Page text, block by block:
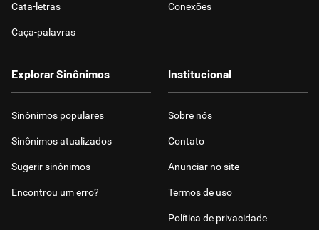
Cata-letras Conexões
Caça-palavras
Explorar Sinônimos
Sinônimos populares
Sinônimos atualizados
Sugerir sinônimos
Encontrou um erro?
Institucional
Sobre nós
Contato
Anunciar no site
Termos de uso
Política de privacidade